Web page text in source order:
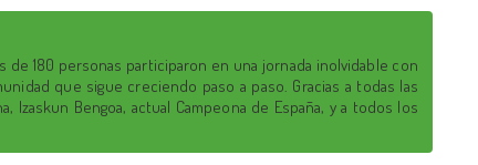
de 180 personas participaron en una jornada inolvidable con
que sigue creciendo paso a paso. Gracias a todas las
Bengoa, actual Campeona de España, y a todos los